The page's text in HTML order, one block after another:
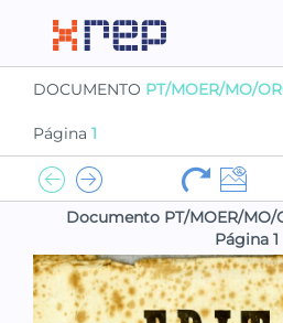
DOCUMENTO PT/MOER/MO/
Página 1
Documento PT/MOER/MO/
Página 1